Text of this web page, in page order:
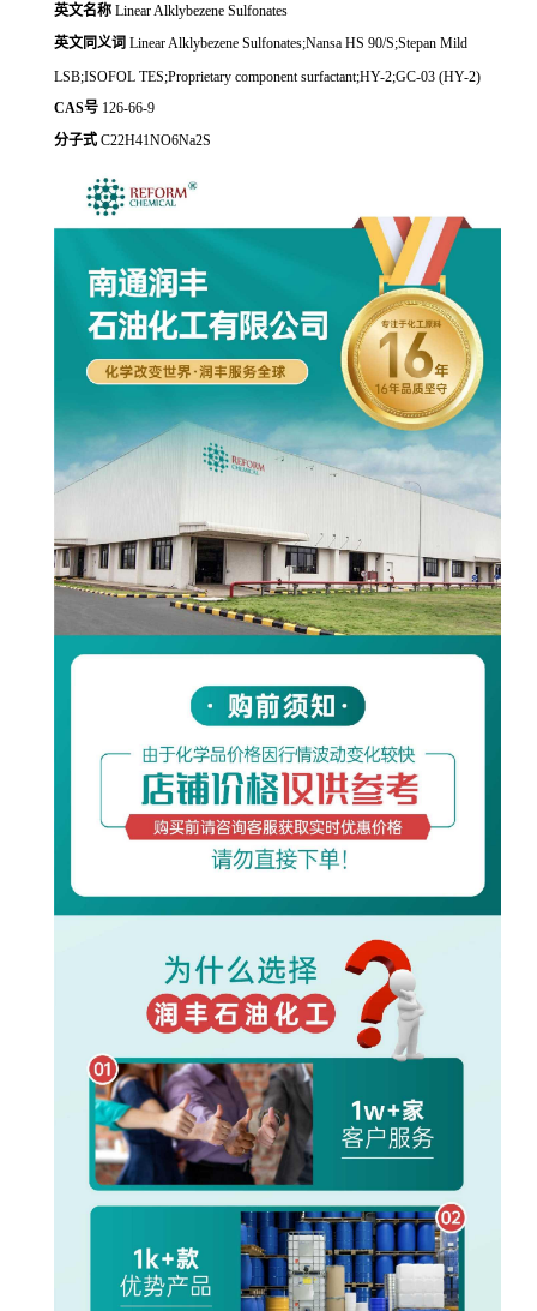
英文名称 Linear Alklybezene Sulfonates
英文同义词 Linear Alklybezene Sulfonates;Nansa HS 90/S;Stepan Mild
LSB;ISOFOL TES;Proprietary component surfactant;HY-2;GC-03 (HY-2)
CAS号 126-66-9
分子式 C22H41NO6Na2S